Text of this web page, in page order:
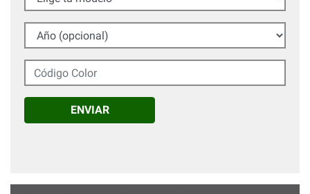
Año (opcional)
Código Color
ENVIAR